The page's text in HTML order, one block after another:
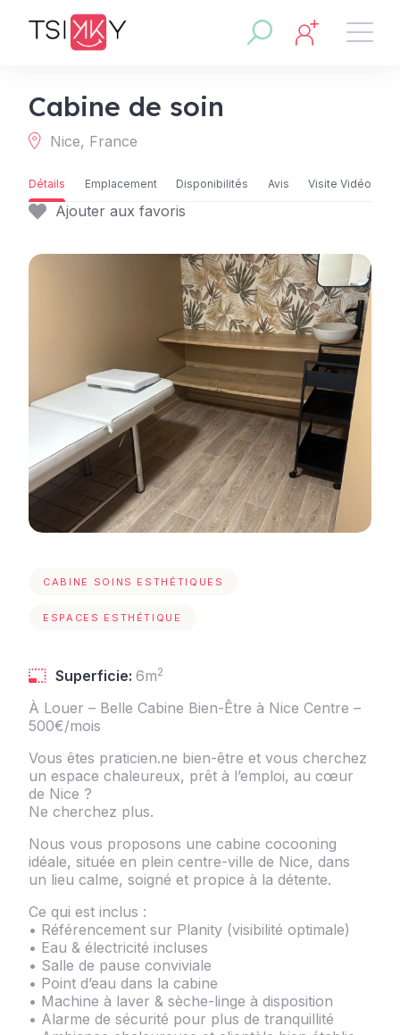
Cabine de soin
Nice, France
Ajouter aux favoris
Détails Emplacement Disponibilités Avis Visite Vidéo
CABINE SOINS ESTHÉTIQUES
ESPACES ESTHÉTIQUE
Superficie: 6m2
À Louer – Belle Cabine Bien-Être à Nice Centre –
500€/mois
Vous êtes praticien.ne bien-être et vous cherchez
un espace chaleureux, prêt à l’emploi, au cœur
de Nice ?
Ne cherchez plus.
Nous vous proposons une cabine cocooning
idéale, située en plein centre-ville de Nice, dans
un lieu calme, soigné et propice à la détente.
Ce qui est inclus :
• Référencement sur Planity (visibilité optimale)
• Eau & électricité incluses
• Salle de pause conviviale
• Point d’eau dans la cabine
• Machine à laver & sèche-linge à disposition
• Alarme de sécurité pour plus de tranquillité